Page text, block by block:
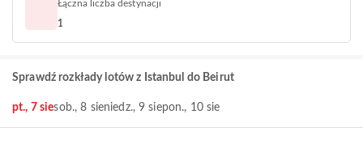
Łączna liczba destynacji
1
Sprawdź rozkłady lotów z Istanbul do Beirut
pt., 7 siesob., 8 sieniedz., 9 siepon., 10 sie